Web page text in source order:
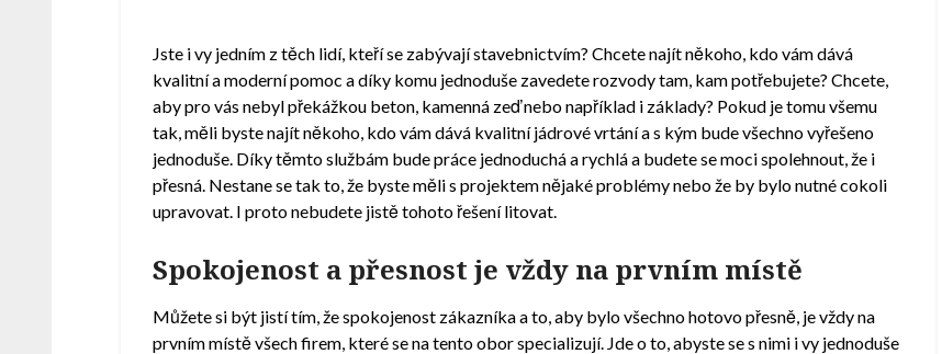
Jste i vy jedním z těch lidí, kteří se zabývají stavebnictvím? Chcete najít někoho, kdo vám dává
kvalitní a moderní pomoc a díky komu jednoduše zavedete rozvody tam, kam potřebujete? Chcete,
aby pro vás nebyl překážkou beton, kamenná zeď nebo například i základy? Pokud je tomu všemu
tak, měli byste najít někoho, kdo vám dává kvalitníjádrové vrtánía s kým bude všechno vyřešeno
jednoduše. Díky těmto službám bude práce jednoduchá a rychlá a budete se moci spolehnout, že i
přesná. Nestane se tak to, že byste měli s projektem nějaké problémy nebo že by bylo nutné cokoli
upravovat. I proto nebudete jistě tohoto řešení litovat.
Spokojenost a přesnost je vždy na prvním místě
Můžete si být jistí tím, že spokojenost zákazníka a to, aby bylo všechno hotovo přesně, je vždy na
prvním místě všech firem, které se na tento obor specializují. Jde o to, abyste se s nimi i vy jednoduše